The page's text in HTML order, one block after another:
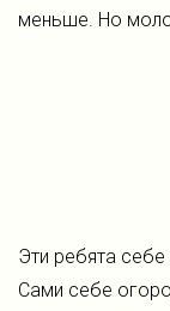
меньше. Но
Эти ребята
Сами себе